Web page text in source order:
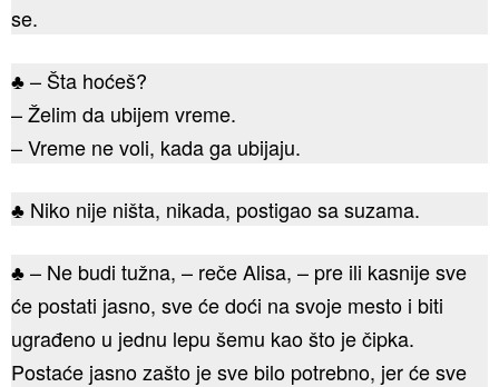
se.
♣ – Šta hoćeš?
– Želim da ubijem vreme.
– Vreme ne voli, kada ga ubijaju.
♣ Niko nije ništa, nikada, postigao sa suzama.
♣ – Ne budi tužna, – reče Alisa, – pre ili kasnije sve
će postati jasno, sve će doći na svoje mesto i biti
ugrađeno u jednu lepu šemu kao što je čipka.
Postaće jasno zašto je sve bilo potrebno, jer će sve